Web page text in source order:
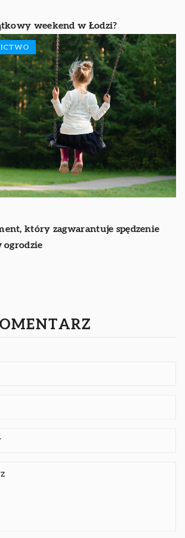
weekend w Łodzi?
który zagwarantuje spędzenie
ogrodzie